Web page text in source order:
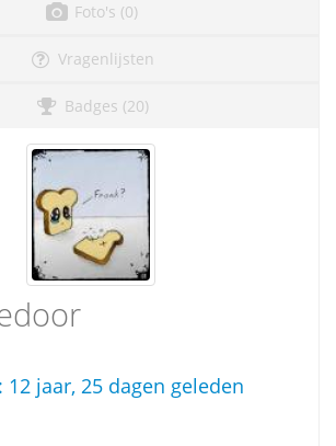
Foto's (0)
Vragenlijsten
Badges (20)
12 jaar, 25 dagen geleden